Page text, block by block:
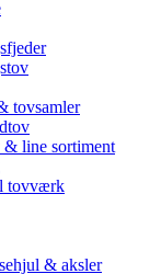
tovsamler
& line sortiment
tovværk
& aksler